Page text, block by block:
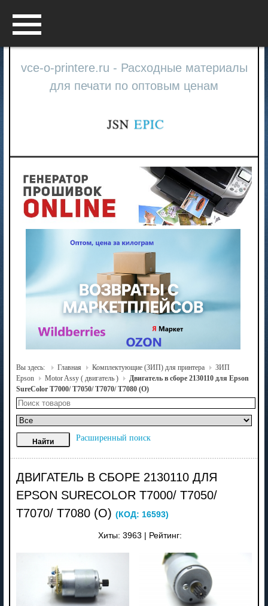
vce-o-printere.ru - Расходные материалы
для печати по оптовым ценам
Вы здесь: Главная Комплектующие (ЗИП) для принтера
ЗИП
Epson
Motor Assy ( двигатель )
Двигатель в сборе 2130110 для Epson
SureColor T7000/ T7050/ T7070/ T7080 (О)
Расширенный поиск
ДВИГАТЕЛЬ В СБОРЕ 2130110 ДЛЯ
EPSON SURECOLOR T7000/ T7050/
T7070/ T7080 (О) (КОД: 16593)
Хиты: 3963 Рейтинг: